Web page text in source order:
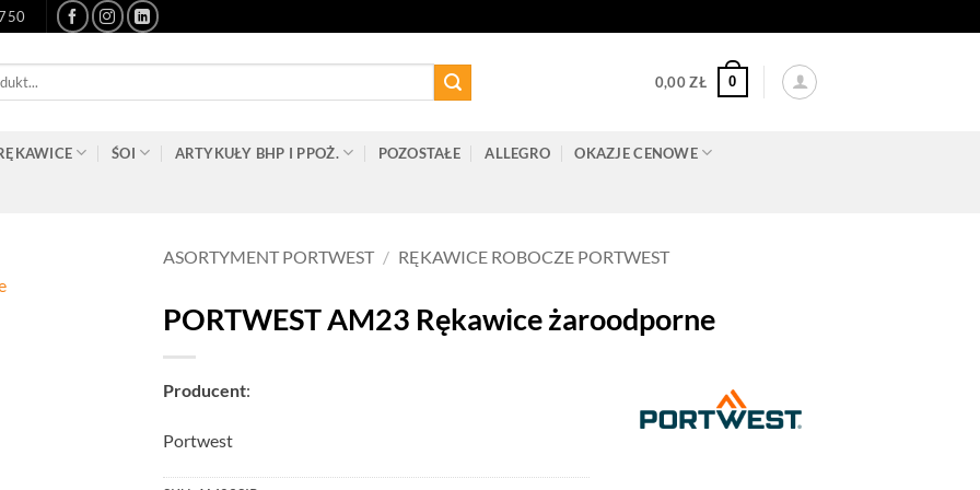
0,00ZŁ 0
ŚOI ARTYKUŁY BHP I PPOŻ. POZOSTAŁE ALLEGRO OKAZJE CENOWE
ASORTYMENT PORTWEST / RĘKAWICE ROBOCZE PORTWEST
PORTWEST AM23 Rękawice żaroodporne
Producent:
Portwest